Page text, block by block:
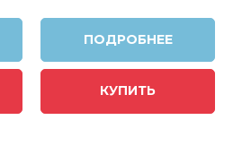
ПОДРОБНЕЕ
КУПИТЬ